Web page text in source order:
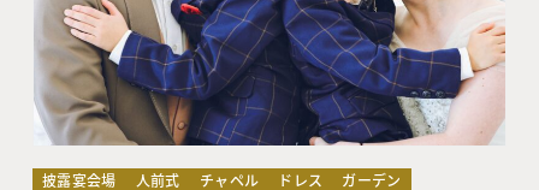
披露宴会場 人前式 チャペル ドレス
ガーデン